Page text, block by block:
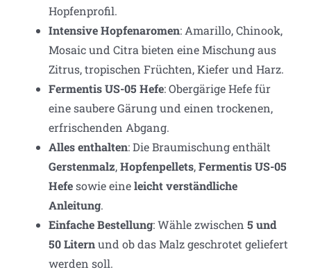
Hopfenprofil.
Intensive Hopfenaromen: Amarillo, Chinook,
Mosaic und Citra bieten eine Mischung aus
Zitrus, tropischen Früchten, Kiefer und Harz.
Fermentis US-05 Hefe: Obergärige Hefe für
eine saubere Gärung und einen trockenen,
erfrischenden Abgang.
Alles enthalten: Die Braumischung enthält
Gerstenmalz,Hopfenpellets,Fermentis US-05
Hefesowie eineleicht verständliche
Anleitung.
Einfache Bestellung: Wähle zwischen 5 und
50 Liternund ob das Malz geschrotet geliefert
werden soll.